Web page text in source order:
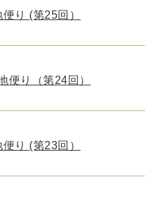
り (第25回）
り（第24回）
り (第23回）